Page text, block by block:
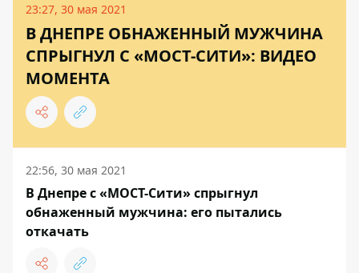
23:27, 30 мая 2021
В ДНЕПРЕ ОБНАЖЕННЫЙ МУЖЧИНА
СПРЫГНУЛ С «МОСТ-СИТИ»: ВИДЕО
МОМЕНТА
22:56, 30 мая 2021
В Днепре с «МОСТ-Сити» спрыгнул
обнаженный мужчина: его пытались
откачать